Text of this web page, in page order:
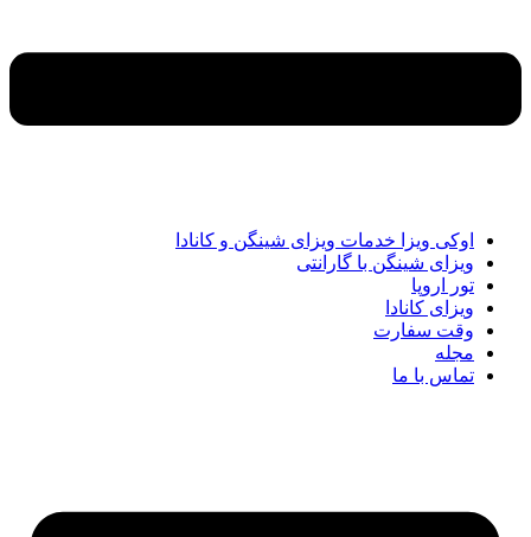
اوکی ویزا خدمات ویزای شینگن و کانادا
ویزای شینگن با گارانتی
تور اروپا
ویزای کانادا
وقت سفارت
مجله
تماس با ما